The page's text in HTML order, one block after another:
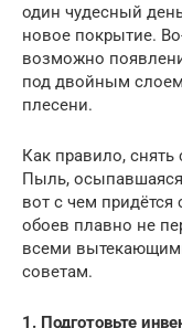
один чудесный
новое покрытие.
возможно
под двойным
плесени.
Как правило, снять
Пыль, осыпавшаяся
вот с чем придётся
обоев плавно не
всеми
советам.
1. Подготовьте